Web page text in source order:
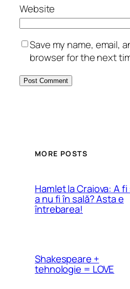
Website
Save my name, email,
browser for the next
MORE POSTS
Hamlet la Craiova: A fi
a nu fi în sală? Asta e
întrebarea!
Shakespeare +
tehnologie = LOVE